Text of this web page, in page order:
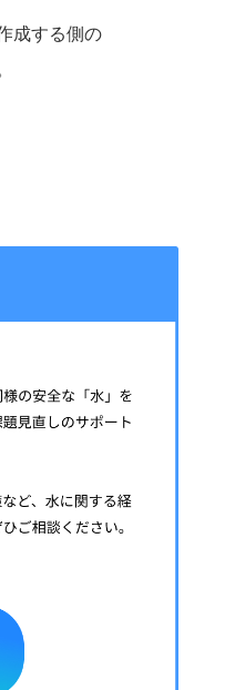
成する側の